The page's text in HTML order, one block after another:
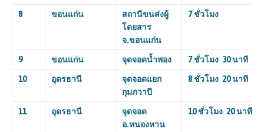
8 ขอนแก่น
สถานีขนส่งผู้
โดยสาร
จ.ขอนแก่น
7 ชั่วโมง
9 ขอนแก่น จุดจอดน้ำพอง 7 ชั่วโมง 30 นาที
10 อุดรธานี
จุดจอดแยก
กุมภวาปี
8 ชั่วโมง 20 นาที
11 อุดรธานี
จุดจอด
อ.หนองหาน
10 ชั่วโมง 20 นาที